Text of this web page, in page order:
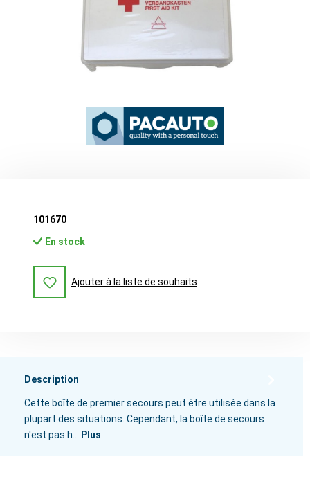
101670
En stock
Ajouter à la liste de souhaits
Description
Cette boîte de premier secours peut être utilisée dans la
plupart des situations. Cependant, la boîte de secours
n'est pas h… Plus